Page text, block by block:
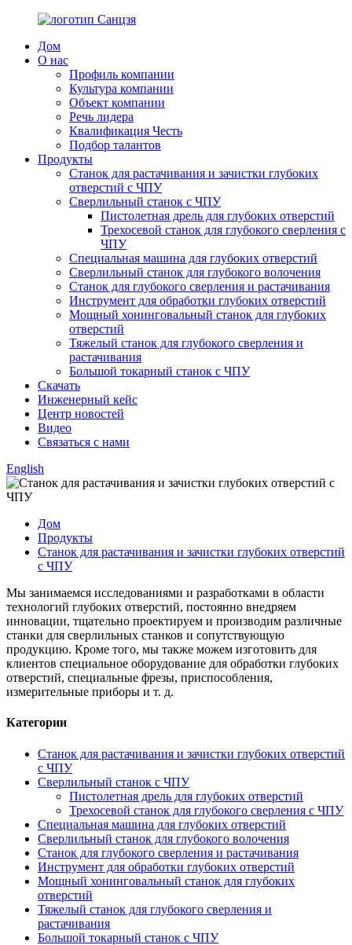
Дом
О нас
Профиль компании
Культура компании
Объект компании
Речь лидера
Квалификация Честь
Подбор талантов
Продукты
Станок для растачивания и зачистки глубоких
отверстий с ЧПУ
Сверлильный станок с ЧПУ
Пистолетная дрель для глубоких отверстий
Трехосевой станок для глубокого сверления с
ЧПУ
Специальная машина для глубоких отверстий
Сверлильный станок для глубокого волочения
Станок для глубокого сверления и растачивания
Инструмент для обработки глубоких отверстий
Мощный хонинговальный станок для глубоких
отверстий
Тяжелый станок для глубокого сверления и
растачивания
Большой токарный станок с ЧПУ
Скачать
Инженерный кейс
Центр новостей
Видео
Связаться с нами
English
Дом
Продукты
Станок для растачивания и зачистки глубоких отверстий
с ЧПУ
Мы занимаемся исследованиями и разработками в области
технологий глубоких отверстий, постоянно внедряем
инновации, тщательно проектируем и производим различные
станки для сверлильных станков и сопутствующую
продукцию. Кроме того, мы также можем изготовить для
клиентов специальное оборудование для обработки глубоких
отверстий, специальные фрезы, приспособления,
измерительные приборы и т. д.
Категории
Станок для растачивания и зачистки глубоких отверстий
с ЧПУ
Сверлильный станок с ЧПУ
Пистолетная дрель для глубоких отверстий
Трехосевой станок для глубокого сверления с ЧПУ
Специальная машина для глубоких отверстий
Сверлильный станок для глубокого волочения
Станок для глубокого сверления и растачивания
Инструмент для обработки глубоких отверстий
Мощный хонинговальный станок для глубоких
отверстий
Тяжелый станок для глубокого сверления и
растачивания
Большой токарный станок с ЧПУ